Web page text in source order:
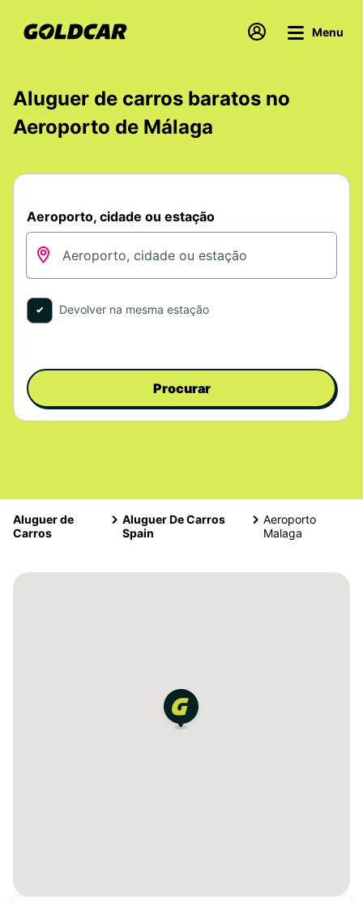
Menu
Aluguer de carros baratos no
Aeroporto de Málaga
Aeroporto, cidade ou estação
Devolver na mesma estação
Procurar
Aluguer de
Carros
Aluguer De Carros
Spain
Aeroporto
Malaga